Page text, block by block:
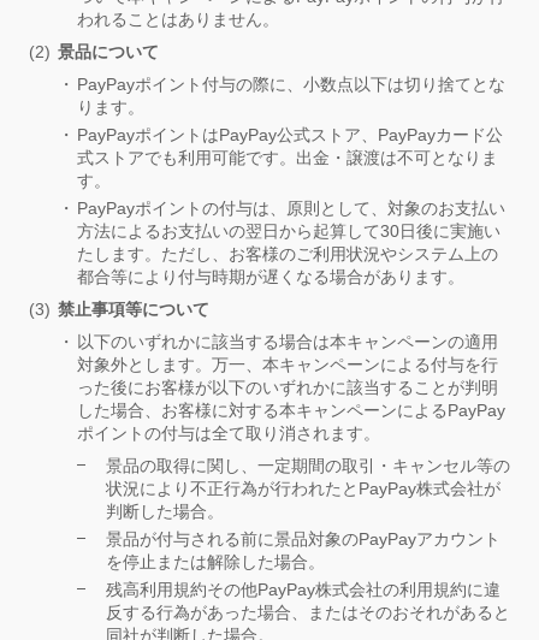
われることはありません。
景品について
PayPayポイント付与の際に、小数点以下は切り捨てとな
ります。
PayPayポイントはPayPay公式ストア、PayPayカード公
式ストアでも利用可能です。出金・譲渡は不可となりま
す。
PayPayポイントの付与は、原則として、対象のお支払い
方法によるお支払いの翌日から起算して30日後に実施い
たします。ただし、お客様のご利用状況やシステム上の
都合等により付与時期が遅くなる場合があります。
禁止事項等について
以下のいずれかに該当する場合は本キャンペーンの適用
対象外とします。万一、本キャンペーンによる付与を行
った後にお客様が以下のいずれかに該当することが判明
した場合、お客様に対する本キャンペーンによるPayPay
ポイントの付与は全て取り消されます。
景品の取得に関し、一定期間の取引・キャンセル等の
状況により不正行為が行われたとPayPay株式会社が
判断した場合。
景品が付与される前に景品対象のPayPayアカウント
を停止または解除した場合。
残高利用規約その他PayPay株式会社の利用規約に違
反する行為があった場合、またはそのおそれがあると
同社が判断した場合。